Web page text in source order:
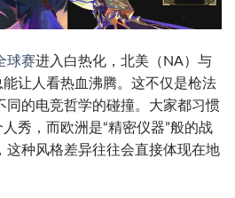
球赛进入白热化，北美（NA）与
让人看热血沸腾。这不仅是枪法
同的电竞哲学的碰撞。大家都习惯
秀，而欧洲是“精密仪器”般的战
这种风格差异往往会直接体现在地